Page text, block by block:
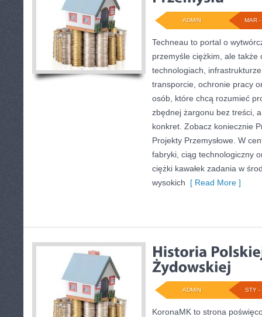
MAR
ADMIN
Techneau to portal o
przemyśle ciężkim, ale także
technologiach,
transporcie, ochronie pracy
osób, które chcą rozumieć
zbędnej żargonu bez treści,
konkret. Zobacz koniecznie
Projekty Przemysłowe. W
fabryki, ciąg technologiczny
ciężki kawałek zadania w
wysokich [ Read More ]
STY -
ADMIN
KoronaMK to strona